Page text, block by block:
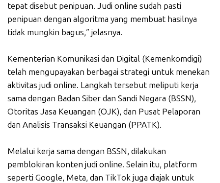
tepat disebut penipuan. Judi online sudah pasti
penipuan dengan algoritma yang membuat hasilnya
tidak mungkin bagus,” jelasnya.
Kementerian Komunikasi dan Digital (Kemenkomdigi)
telah mengupayakan berbagai strategi untuk menekan
aktivitas judi online. Langkah tersebut meliputi kerja
sama dengan Badan Siber dan Sandi Negara (BSSN),
Otoritas Jasa Keuangan (OJK), dan Pusat Pelaporan
dan Analisis Transaksi Keuangan (PPATK).
Melalui kerja sama dengan BSSN, dilakukan
pemblokiran konten judi online. Selain itu, platform
seperti Google, Meta, dan TikTok juga diajak untuk